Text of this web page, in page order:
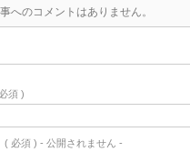
へのコメントはありません。
須 )
( 必須 ) - 公開されません -